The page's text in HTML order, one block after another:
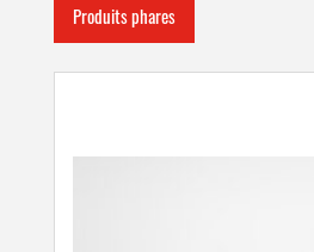
Produits phares